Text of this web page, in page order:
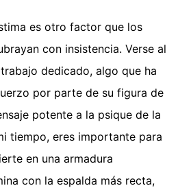
es otro factor que los
con insistencia. Verse al
dedicado, algo que ha
por parte de su figura de
potente a la psique de la
tiempo, eres importante para
en una armadura
con la espalda más recta,